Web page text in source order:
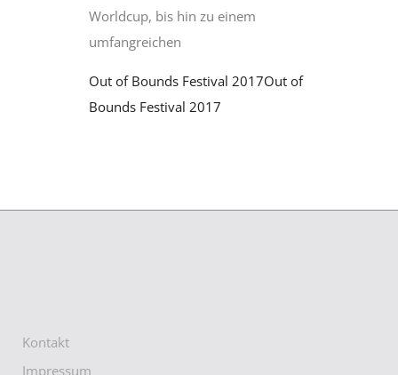
Worldcup, bis hin zu einem
umfangreichen
Out of Bounds Festival 2017Out of
Bounds Festival 2017
Kontakt
Impressum